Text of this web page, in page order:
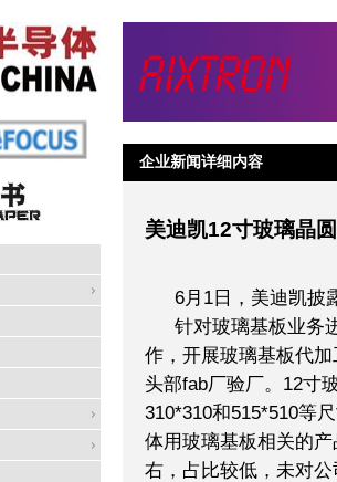
企业新闻详细内容
美迪凯12寸玻璃晶
6月1日，美迪凯披
针对玻璃基板业务
作，开展玻璃基板代
头部fab厂验厂。12寸
310*310和515*510等
体用玻璃基板相关的
右，占比较低，未对